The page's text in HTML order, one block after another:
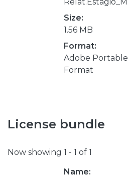
Size:
1.56 MB
Format:
Adobe
Format
License bundle
Now showing 1 - 1 of 1
Name: